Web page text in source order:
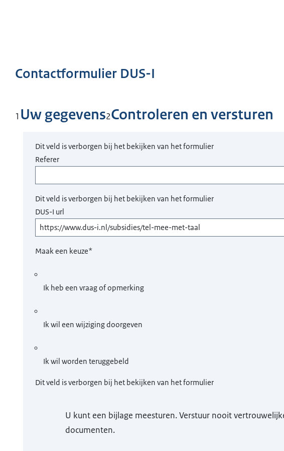
Contactformulier DUS-I
1 Uw gegevens2Controleren en versturen
Dit veld is verborgen bij het bekijken van het formulier
Referer
Dit veld is verborgen bij het bekijken van het formulier
DUS-I url
Maak een keuze*
Ik heb een vraag of opmerking
Ik wil een wijziging doorgeven
Ik wil worden teruggebeld
Dit veld is verborgen bij het bekijken van het formulier
U kunt een bijlage meesturen. Verstuur nooit
documenten.